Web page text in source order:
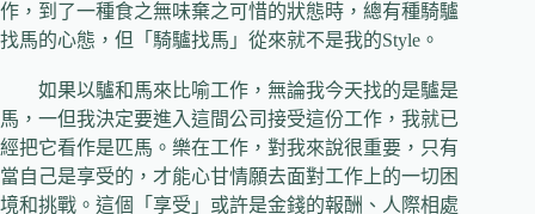
作，到了一種食之無味棄之可惜的狀態時，總有種騎驢
找馬的心態，但「騎驢找馬」從來就不是我的Style 。
如果以驢和馬來比喻工作，無論我今天找的是驢是
馬，一但我決定要進入這間公司接受這份工作，我就已
經把它看作是匹馬。樂在工作，對我來說很重要，只有
當自己是享受的，才能心甘情願去面對工作上的一切困
境和挑戰。這個「享受」或許是金錢的報酬、人際相處